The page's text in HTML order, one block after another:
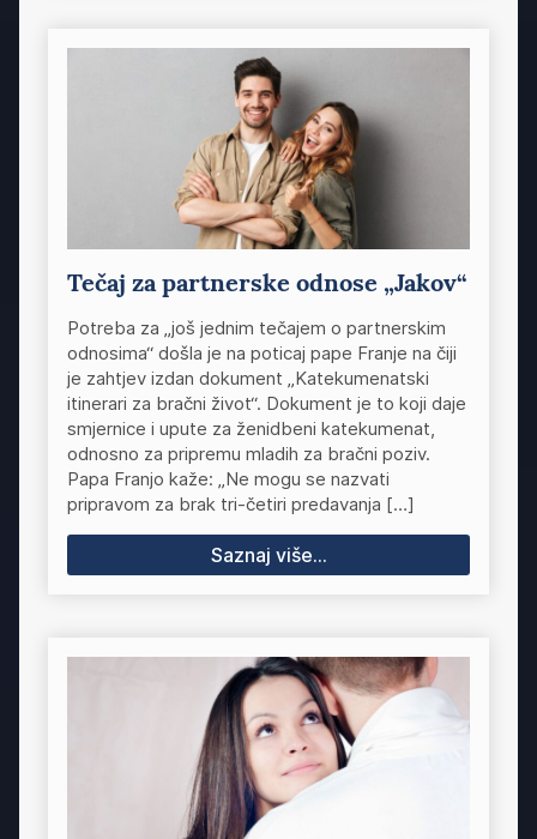
Tečaj za partnerske odnose „Jakov“
Potreba za „još jednim tečajem o partnerskim
odnosima“ došla je na poticaj pape Franje na čiji
je zahtjev izdan dokument „Katekumenatski
itinerari za bračni život“. Dokument je to koji daje
smjernice i upute za ženidbeni katekumenat,
odnosno za pripremu mladih za bračni poziv.
Papa Franjo kaže: „Ne mogu se nazvati
pripravom za brak tri-četiri predavanja […]
Saznaj više...